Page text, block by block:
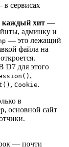
в сервисах
каждый хит —
админку и
— это лежащий
файла на
D7 для этого
,
, Cookie.
в
основной сайт
— почти